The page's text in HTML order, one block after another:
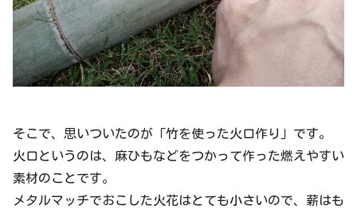
そこで、思いついたのが「竹を使った火口作り」です。
火口というのは、麻ひもなどをつかって作った燃えやすい
素材のことです。
メタルマッチでおこした火花はとても小さいので、薪はも